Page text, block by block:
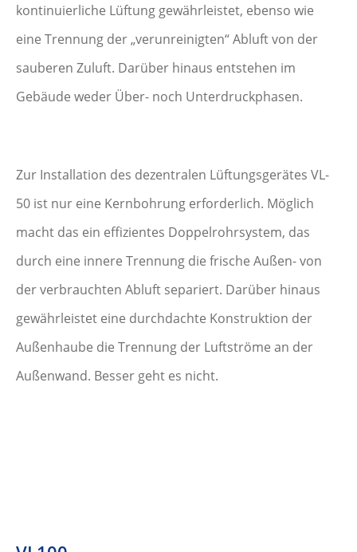
kontinuierliche Lüftung gewährleistet, ebenso wie
eine Trennung der „verunreinigten“ Abluft von der
sauberen Zuluft. Darüber hinaus entstehen im
Gebäude weder Über- noch Unterdruckphasen.
Zur Installation des dezentralen Lüftungsgerätes VL-
50 ist nur eine Kernbohrung erforderlich. Möglich
macht das ein effizientes Doppelrohrsystem, das
durch eine innere Trennung die frische Außen- von
der verbrauchten Abluft separiert. Darüber hinaus
gewährleistet eine durchdachte Konstruktion der
Außenhaube die Trennung der Luftströme an der
Außenwand. Besser geht es nicht.